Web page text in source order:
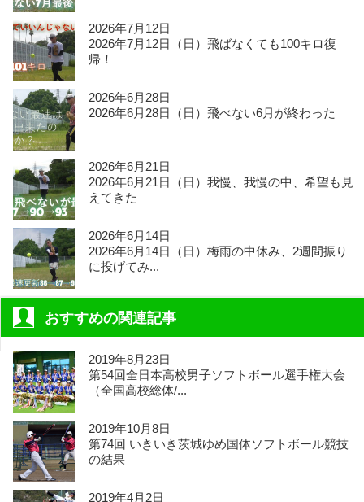
2026年7月12日
2026年7月12日（日）飛ばなくても100キロ復
帰！
2026年6月28日
2026年6月28日（日）飛べない6月が終わった
2026年6月21日
2026年6月21日（日）我慢、我慢の中、希望も見
えてきた
2026年6月14日
2026年6月14日（日）梅雨の中休み、2週間振り
に投げてみ...
おすすめの関連記事
2019年8月23日
第54回全日本高校男子ソフトボール選手権大会
（全国高校総体/...
2019年10月8日
第74回 いきいき茨城ゆめ国体ソフトボール競技
の結果
2019年4月2日